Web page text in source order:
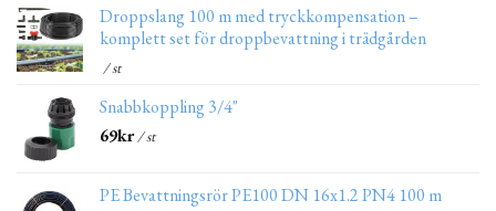
Droppslang 100 m med tryckkompensation –
komplett set för droppbevattning i trädgården
/ st
Snabbkoppling 3/4"
69kr/ st
PE Bevattningsrör PE100 DN 16x1.2 PN4 100 m